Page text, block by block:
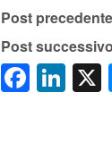
Post
Post